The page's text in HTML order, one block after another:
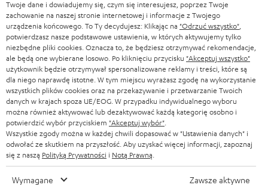
e
r
a
SMART HOME
BLUETOOTH
SŁUCHAWKI
SŁUCHAWKI BLUETOOTH
WIEŻE HI-FI
GŁOŚNIKI
ULTIMA
B2B
BLOG
NEWSLETTER
SKLEPY
KORZYŚCI
TEUFEL STORY
AUSTRIA
SZWAJCARIA
HOLANDIA
BELGIA
FRANCJA
POLSKA
Twoje dane i dowiadujemy się, czym się interesujesz, poprzez Twoje
zachowanie na naszej stronie internetowej i informacje z Twojego
urządzenia końcowego. To Ty decydujesz: Klikając na "Odrzuć wszystko"
potwierdzasz nasze podstawowe ustawienia, w których aktywujemy tylko
niezbędne pliki cookies. Oznacza to, że będziesz otrzymywać rekomendacje,
ale będą one wybierane losowo. Po kliknięciu przycisku "Akceptuj wszystko"
użytkownik będzie otrzymywał spersonalizowane reklamy i treści, które są
dla niego naprawdę istotne. W tym miejscu wyrażasz zgodę na wykorzystanie
wszystkich plików cookies oraz na przekazywanie i przetwarzanie Twoich
danych w krajach spoza UE/EOG. W przypadku indywidualnego wyboru
można również aktywować lub dezaktywować każdą kategorię osobno i
potwierdzić wybór przyciskiem "Akceptuj wybór"
Wszystkie zgody można w każdej chwili dopasować w "Ustawienia danych" i
odwołać ze skutkiem na przyszłość. Aby uzyskać więcej informacji, zapoznaj
się z naszą Polityką Prywatności i Notą Prawną
Wymagane Zawsze aktywne